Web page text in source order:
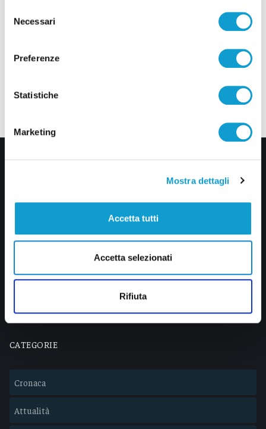
delNecessari
Preferenze
Statistiche
Marketing
Mostra dettagli
Accetta tutti
Accetta selezionati
Rifiuta
Via Pasubio, 36 – 63074 San Benedetto del Tronto (AP)
info@veratv.it
CATEGORIE
Cronaca
Attualità